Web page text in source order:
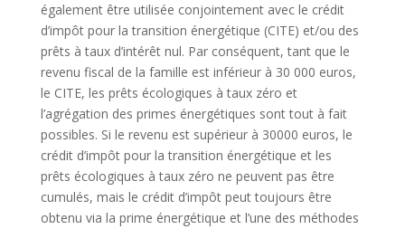
également être utilisée conjointement avec le crédit
d’impôt pour la transition énergétique (CITE) et/ou des
prêts à taux d’intérêt nul. Par conséquent, tant que le
revenu fiscal de la famille est inférieur à 30 000 euros,
le CITE, les prêts écologiques à taux zéro et
l’agrégation des primes énergétiques sont tout à fait
possibles. Si le revenu est supérieur à 30000 euros, le
crédit d’impôt pour la transition énergétique et les
prêts écologiques à taux zéro ne peuvent pas être
cumulés, mais le crédit d’impôt peut toujours être
obtenu via la prime énergétique et l’une des méthodes